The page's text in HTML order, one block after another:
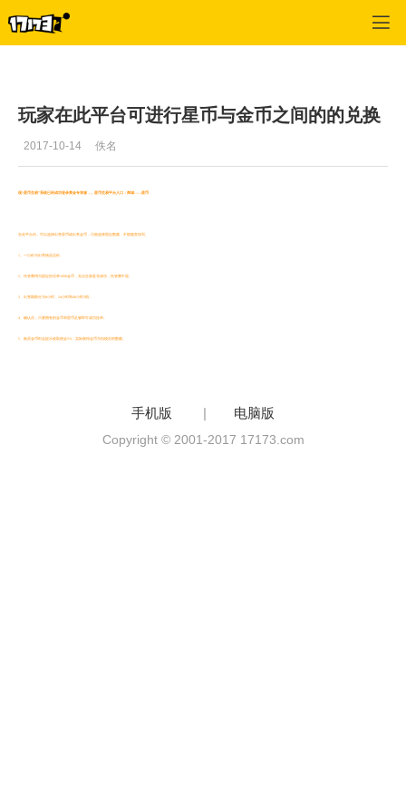
玩家在此平台可进行星币与金币之间的的兑换
2017-10-14 佚名
现“星币交易”系统已经成功登录黄金专享服，。星币交易平台入口：商城——星币
在此平台内，可以选择出售星币或出售金币，只能选择固定数额，不能随意填写。
1、一口价为出售物品总价。
2、托管费用为固定的没单1000金币，无论交易是否成功，托管费不退。
3、出售期限分为8小时、24小时和48小时3档，
4、确认后，只要拥有的金币和星币足够即可成功挂单。
5、购买金币时会提示收取税金5%，实际获得金币为扣税后的数额。
手机版 | 电脑版
Copyright © 2001-2017 17173.com